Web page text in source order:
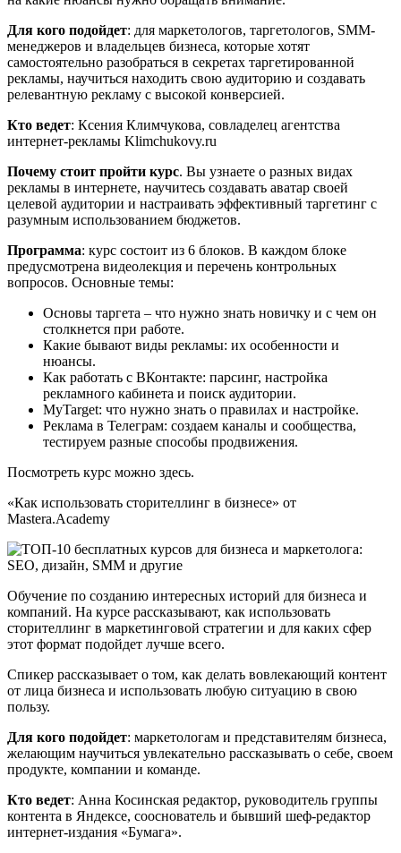
Для кого подойдет: для маркетологов, таргетологов, SMM-
менеджеров и владельцев бизнеса, которые хотят
самостоятельно разобраться в секретах таргетированной
рекламы, научиться находить свою аудиторию и создавать
релевантную рекламу с высокой конверсией.
Кто ведет: Ксения Климчукова, совладелец агентства
интернет-рекламы Klimchukovy.ru
Почему стоит пройти курс. Вы узнаете о разных видах
рекламы в интернете, научитесь создавать аватар своей
целевой аудитории и настраивать эффективный таргетинг с
разумным использованием бюджетов.
Программа: курс состоит из 6 блоков. В каждом блоке
предусмотрена видеолекция и перечень контрольных
вопросов. Основные темы:
Основы таргета – что нужно знать новичку и с чем он
столкнется при работе.
Какие бывают виды рекламы: их особенности и
нюансы.
Как работать с ВКонтакте: парсинг, настройка
рекламного кабинета и поиск аудитории.
MyTarget: что нужно знать о правилах и настройке.
Реклама в Телеграм: создаем каналы и сообщества,
тестируем разные способы продвижения.
Посмотреть курс можно здесь.
«Как использовать сторителлинг в бизнесе» от
Mastera.Academy
Обучение по созданию интересных историй для бизнеса и
компаний. На курсе рассказывают, как использовать
сторителлинг в маркетинговой стратегии и для каких сфер
этот формат подойдет лучше всего.
Спикер рассказывает о том, как делать вовлекающий контент
от лица бизнеса и использовать любую ситуацию в свою
пользу.
Для кого подойдет: маркетологам и представителям бизнеса,
желающим научиться увлекательно рассказывать о себе, своем
продукте, компании и команде.
Кто ведет: Анна Косинская редактор, руководитель группы
контента в Яндексе, сооснователь и бывший шеф-редактор
интернет-издания «Бумага».